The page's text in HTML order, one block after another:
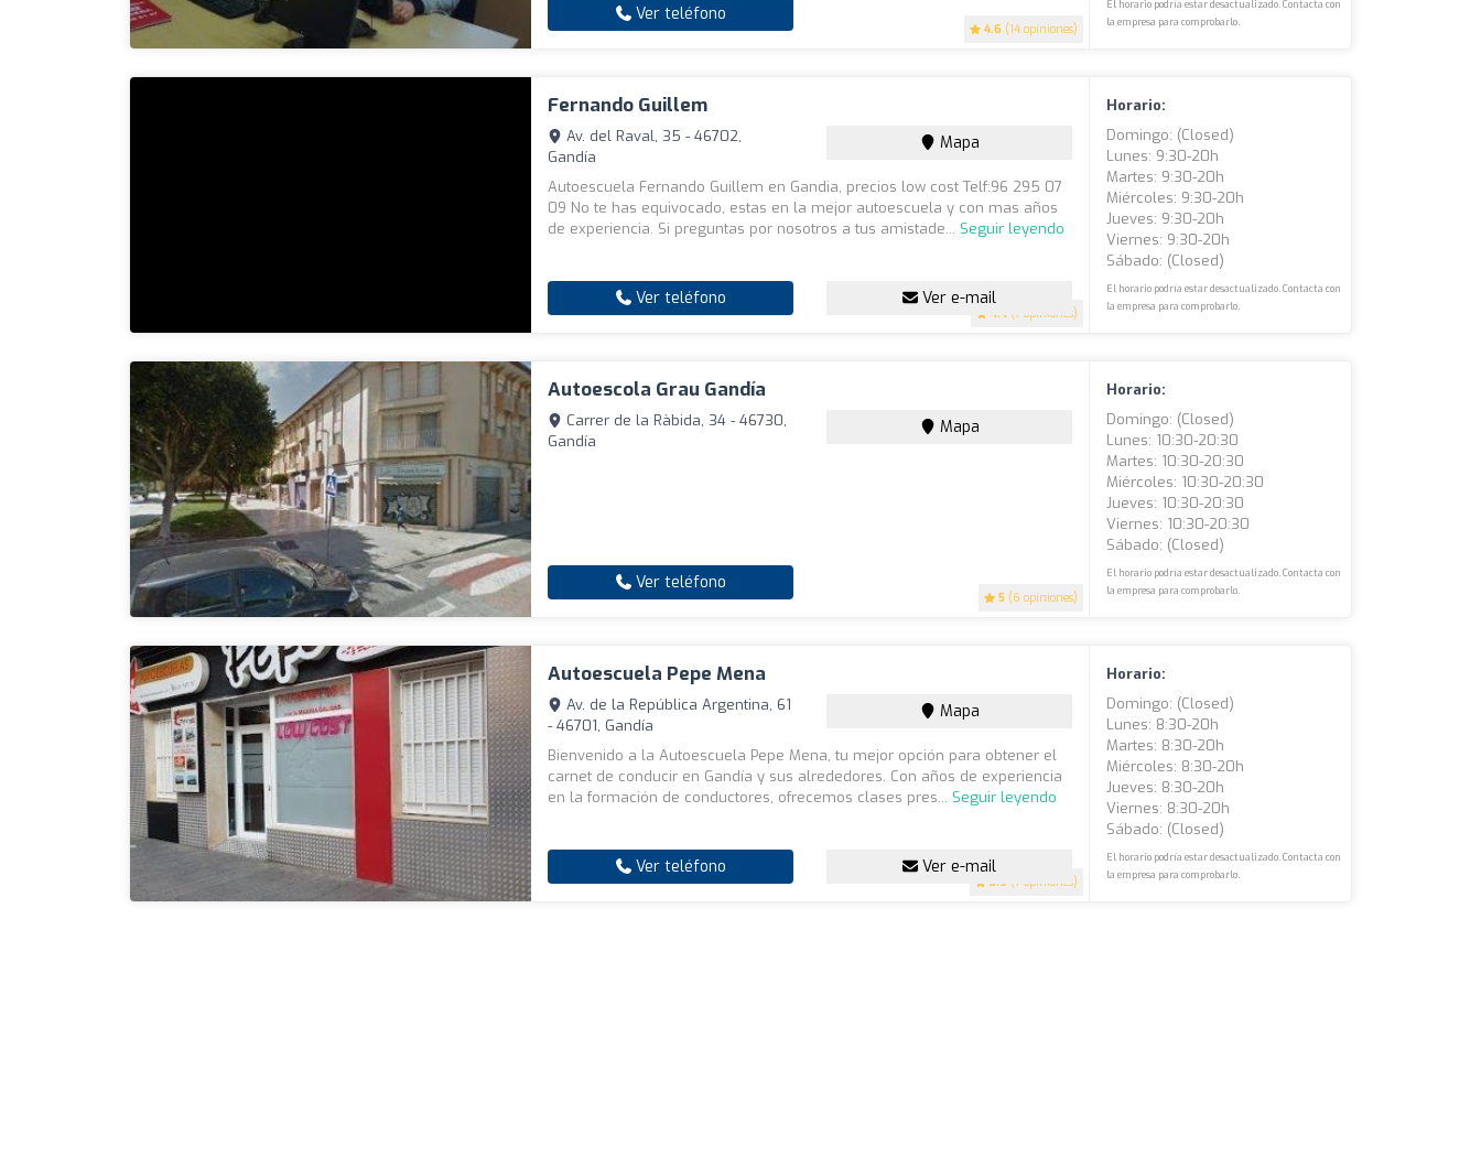
4.6 (14 opiniones)
Ver teléfono
El horario podría estar desactualizado. Contacta con
la empresa para comprobarlo.
Fernando Guillem
4.4 (7 opiniones)
Av. del Raval, 35 - 46702,
Gandía
Mapa
Autoescuela Fernando Guillem en Gandia, precios low cost Telf:96 295 07
09 No te has equivocado, estas en la mejor autoescuela y con mas años
de experiencia. Si preguntas por nosotros a tus amistade... Seguir leyendo
Ver teléfono Ver e-mail
Horario:
Domingo: (closed)
Lunes: 9:30-20h
Martes: 9:30-20h
Miércoles: 9:30-20h
Jueves: 9:30-20h
Viernes: 9:30-20h
Sábado: (closed)
El horario podría estar desactualizado. Contacta con
la empresa para comprobarlo.
Autoescola Grau Gandía
5 (6 opiniones)
Carrer de la Ràbida, 34 - 46730,
Gandía
Mapa
Ver teléfono
Horario:
Domingo: (closed)
Lunes: 10:30-20:30
Martes: 10:30-20:30
Miércoles: 10:30-20:30
Jueves: 10:30-20:30
Viernes: 10:30-20:30
Sábado: (closed)
El horario podría estar desactualizado. Contacta con
la empresa para comprobarlo.
Autoescuela Pepe Mena
3.9 (7 opiniones)
Av. de la República Argentina, 61
- 46701, Gandía
Mapa
Bienvenido a la Autoescuela Pepe Mena, tu mejor opción para obtener el
carnet de conducir en Gandía y sus alrededores. Con años de experiencia
en la formación de conductores, ofrecemos clases pres... Seguir leyendo
Ver teléfono Ver e-mail
Horario:
Domingo: (closed)
Lunes: 8:30-20h
Martes: 8:30-20h
Miércoles: 8:30-20h
Jueves: 8:30-20h
Viernes: 8:30-20h
Sábado: (closed)
El horario podría estar desactualizado. Contacta con
la empresa para comprobarlo.